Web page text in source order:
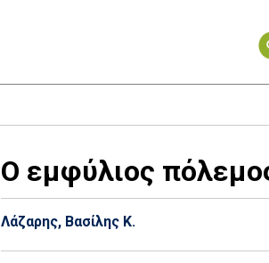
Ο εμφύλιος
Λάζαρης, Βασίλης Κ.